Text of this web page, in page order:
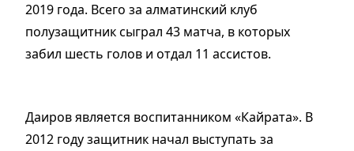
2019 года. Всего за алматинский клуб
полузащитник сыграл 43 матча, в которых
забил шесть голов и отдал 11 ассистов.
Даиров является воспитанником «Кайрата». В
2012 году защитник начал выступать за